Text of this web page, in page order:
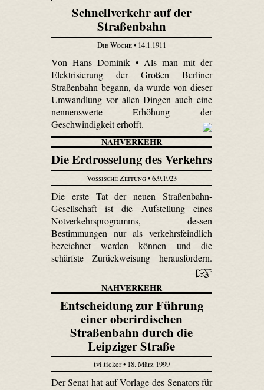
Schnellverkehr auf der
Straßenbahn
Die Woche• 14.1.1911
Von Hans Dominik • Als man mit der
Elektrisierung der Großen Berliner
Straßenbahn begann, da wurde von dieser
Umwandlung vor allen Dingen auch eine
nennenswerte Erhöhung der
Geschwindigkeit erhofft.
NAHVERKEHR
Die Erdrosselung des Verkehrs
Vossische Zeitung• 6.9.1923
Die erste Tat der neuen Straßenbahn-
Gesellschaft ist die Aufstellung eines
Notverkehrsprogramms, dessen
Bestimmungen nur als verkehrs­feindlich
bezeichnet werden können und die
schärfste Zurückweisung herausfordern.
NAHVERKEHR
Entscheidung zur Führung
einer oberirdischen
Straßenbahn durch die
Leipziger Straße
tvi.ticker • 18. März 1999
Der Senat hat auf Vorlage des Senators für